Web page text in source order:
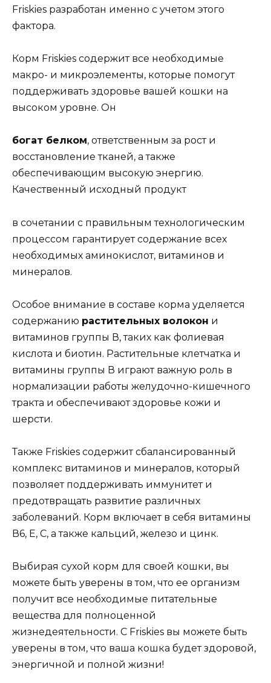
Friskies разработан именно с учетом этого
фактора.
Корм Friskies содержит все необходимые
макро- и микроэлементы, которые помогут
поддерживать здоровье вашей кошки на
высоком уровне. Он
богат белком, ответственным за рост и
восстановление тканей, а также
обеспечивающим высокую энергию.
Качественный исходный продукт
в сочетании с правильным технологическим
процессом гарантирует содержание всех
необходимых аминокислот, витаминов и
минералов.
Особое внимание в составе корма уделяется
содержанию растительных волокон и
витаминов группы В, таких как фолиевая
кислота и биотин. Растительные клетчатка и
витамины группы В играют важную роль в
нормализации работы желудочно-кишечного
тракта и обеспечивают здоровье кожи и
шерсти.
Также Friskies содержит сбалансированный
комплекс витаминов и минералов, который
позволяет поддерживать иммунитет и
предотвращать развитие различных
заболеваний. Корм включает в себя витамины
В6, Е, С, а также кальций, железо и цинк.
Выбирая сухой корм для своей кошки, вы
можете быть уверены в том, что ее организм
получит все необходимые питательные
вещества для полноценной
жизнедеятельности. С Friskies вы можете быть
уверены в том, что ваша кошка будет здоровой,
энергичной и полной жизни!